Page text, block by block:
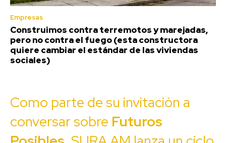
Empresas
Construimos contra terremotos y marejadas,
pero no contra el fuego (esta constructora
quiere cambiar el estándar de las viviendas
sociales)
Como parte de su invitación a
conversar sobre Futuros